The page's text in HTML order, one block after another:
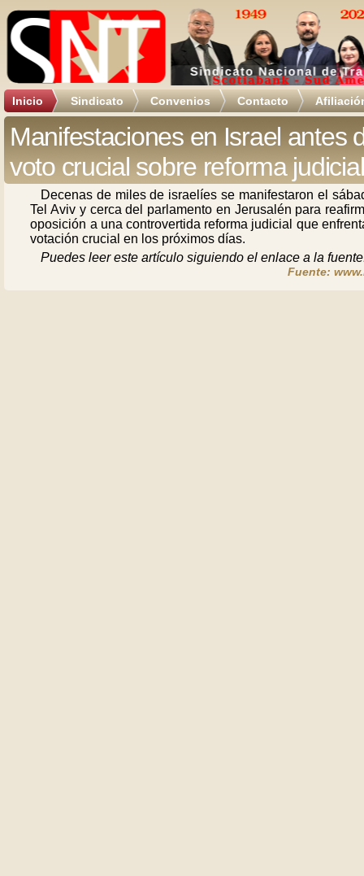
Inicio Sindicato Convenios Contacto
Manifestaciones en Israel antes
voto crucial sobre reforma judicial
Decenas de miles de israelíes se manifestaron el
Tel Aviv y cerca del parlamento en Jerusalén para
oposición a una controvertida reforma judicial que
votación crucial en los próximos días.
Puedes leer este artículo siguiendo el enlace a la
Fuente: